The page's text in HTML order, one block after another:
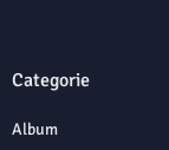
Categorie
Album